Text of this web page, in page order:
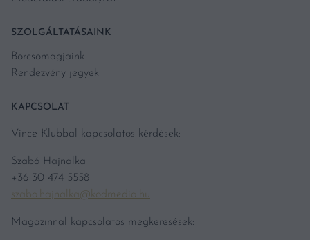
SZOLGÁLTATÁSAINK
Borcsomagjaink
Rendezvény jegyek
KAPCSOLAT
Vince Klubbal kapcsolatos kérdések:
Szabó Hajnalka
+36 30 474 5558
szabo.hajnalka@kodmedia.hu
Magazinnal kapcsolatos megkeresések: